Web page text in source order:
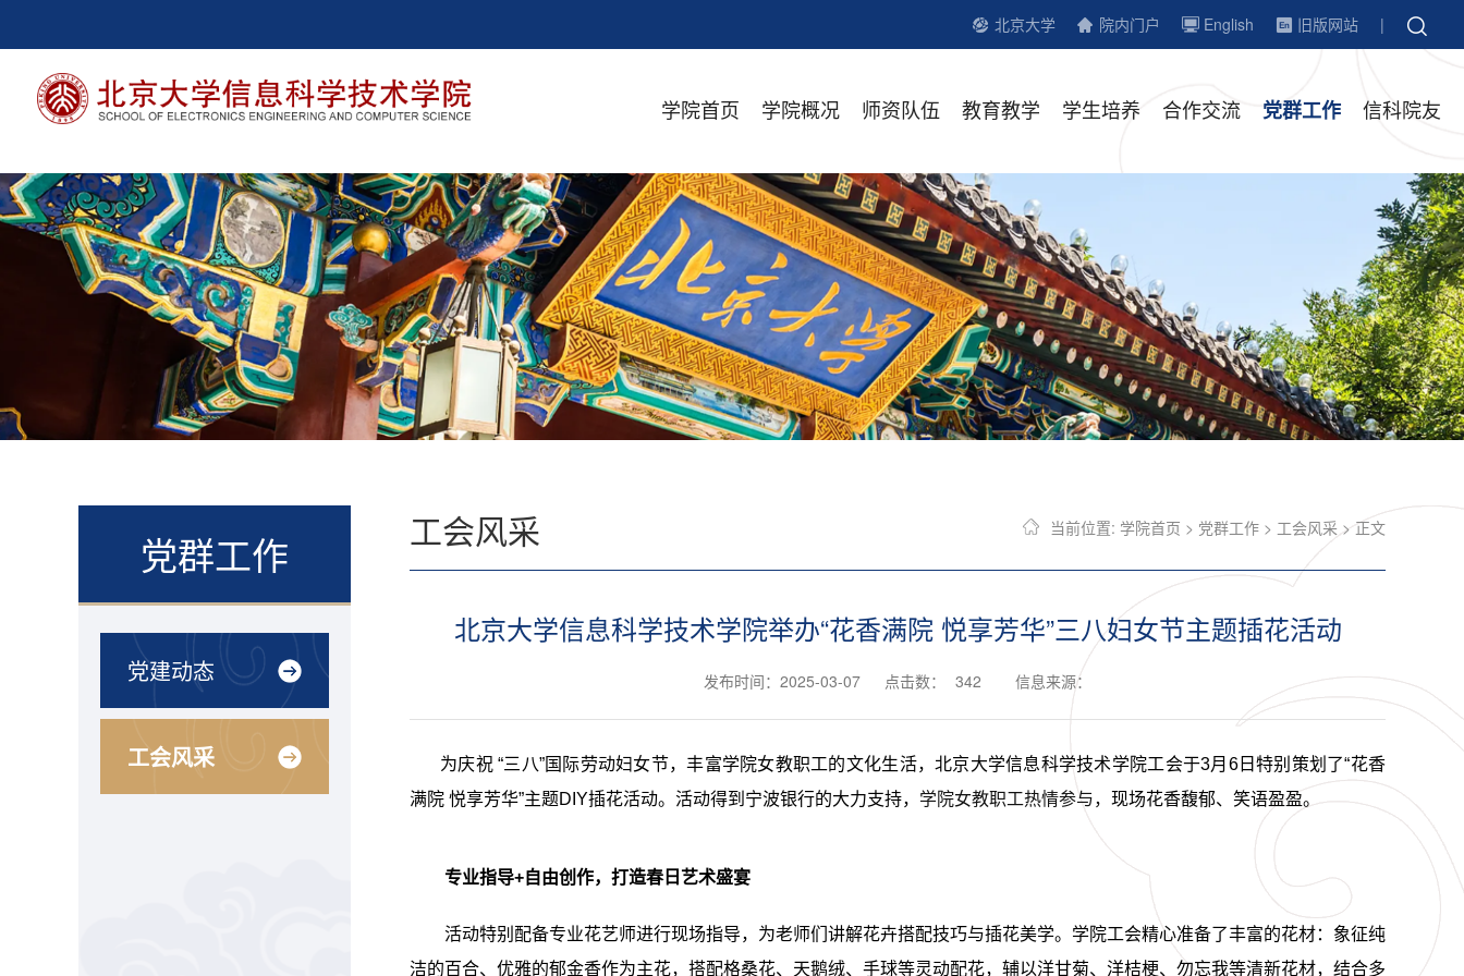
北京大学 院内门户 English 旧版网站 |
学院首页 学院概况 师资队伍 教育教学 学生培养 合作交流 党群工作 信科院友
党群工作
党建动态
工会风采
工会风采 当前位置: 学院首页 > 党群工作 > 工会风采 > 正文
北京大学信息科学技术学院举办“花香满院 悦享芳华”三八妇女节主题插花活动
发布时间：2025-03-07 点击数： 342 信息来源：
为庆祝 “三八”国际劳动妇女节，丰富学院女教职工的文化生活，北京大学信息科学技术学院工会于3月6日特别策划了“花香
满院 悦享芳华”主题DIY插花活动。活动得到宁波银行的大力支持， 学院女教职工热情参与， 现场花香馥郁、笑语盈盈。
专业指导+自由创作，打造春日艺术盛宴
活动特别配备专业花艺师进行现场指导，为老师们讲解花卉搭配技巧与插花美学。学院工会精心准备了丰富的花材：象征纯
洁的百合、优雅的郁金香作为主花，搭配格桑花、天鹅绒、手球等灵动配花，辅以洋甘菊、洋桔梗、勿忘我等清新花材，结合多